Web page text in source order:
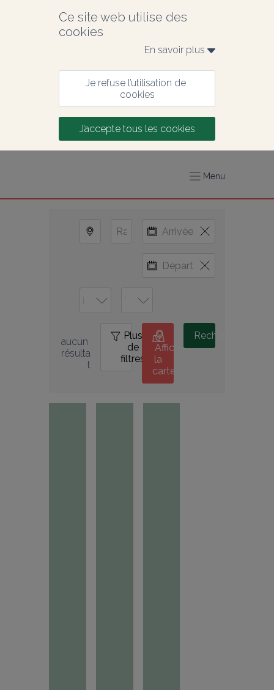
Ce site web utilise des
cookies
En savoir plus
Je refuse l’utilisation de
cookies
J’accepte tous les cookies
Menu
aucun
résulta
t
Plus
de
filtres
Afficher
la
carte
Rechercher